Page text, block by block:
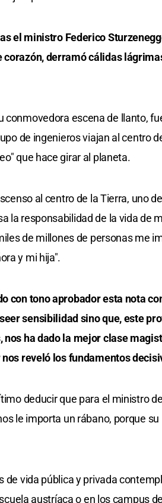
el ministro Federico
corazón, derramó cálidas
conmovedora escena de llanto,
de ingenieros viajan al centro
que hace girar al planeta.
al centro de la Tierra, uno
la responsabilidad de la vida de
de millones de personas me
y mi hija".
con tono aprobador esta nota
sensibilidad sino que, este
ha dado la mejor clase
reveló los fundamentos
deducir que para el ministro
le importa un rábano, porque
de vida pública y privada
austríaca o en los campus